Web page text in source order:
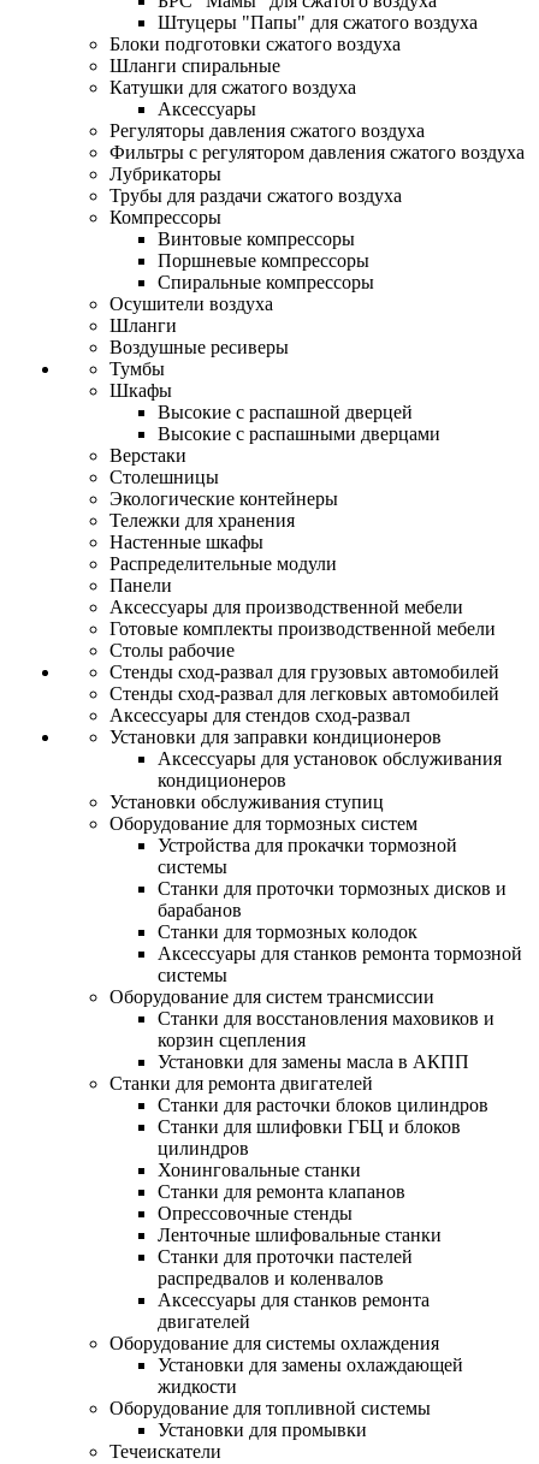
Штуцеры "Папы" для сжатого воздуха
Блоки подготовки сжатого воздуха
Шланги спиральные
Катушки для сжатого воздуха
Аксессуары
Регуляторы давления сжатого воздуха
Фильтры с регулятором давления сжатого воздуха
Лубрикаторы
Трубы для раздачи сжатого воздуха
Компрессоры
Винтовые компрессоры
Поршневые компрессоры
Спиральные компрессоры
Осушители воздуха
Шланги
Воздушные ресиверы
Тумбы
Шкафы
Высокие с распашной дверцей
Высокие с распашными дверцами
Верстаки
Столешницы
Экологические контейнеры
Тележки для хранения
Настенные шкафы
Распределительные модули
Панели
Аксессуары для производственной мебели
Готовые комплекты производственной мебели
Столы рабочие
Стенды сход-развал для грузовых автомобилей
Стенды сход-развал для легковых автомобилей
Аксессуары для стендов сход-развал
Установки для заправки кондиционеров
Аксессуары для установок обслуживания
кондиционеров
Установки обслуживания ступиц
Оборудование для тормозных систем
Устройства для прокачки тормозной
системы
Станки для проточки тормозных дисков и
барабанов
Станки для тормозных колодок
Аксессуары для станков ремонта тормозной
системы
Оборудование для систем трансмиссии
Станки для восстановления маховиков и
корзин сцепления
Установки для замены масла в АКПП
Станки для ремонта двигателей
Станки для расточки блоков цилиндров
Станки для шлифовки ГБЦ и блоков
цилиндров
Хонинговальные станки
Станки для ремонта клапанов
Опрессовочные стенды
Ленточные шлифовальные станки
Станки для проточки пастелей
распредвалов и коленвалов
Аксессуары для станков ремонта
двигателей
Оборудование для системы охлаждения
Установки для замены охлаждающей
жидкости
Оборудование для топливной системы
Установки для промывки
Течеискатели